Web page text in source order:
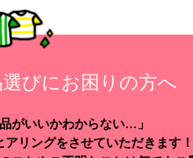
びにお困りの方へ
がいいかわからない…」
リングをさせていただきます！